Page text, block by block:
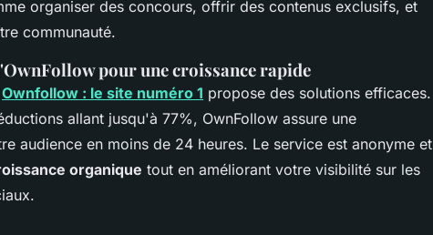
organiser des concours, offrir des contenus exclusifs, et
communauté.
pour une croissance rapide
Ownfollow : le site numéro 1 propose des solutions efficaces.
allant jusqu'à 77%, OwnFollow assure une
audience en moins de 24 heures. Le service est anonyme et
organique tout en améliorant votre visibilité sur les